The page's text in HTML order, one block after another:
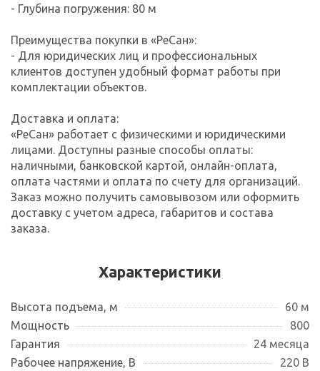
- Глубина погружения: 80 м
Преимущества покупки в «РеСан»:
- Для юридических лиц и профессиональных
клиентов доступен удобный формат работы при
комплектации объектов.
Доставка и оплата:
«РеСан» работает с физическими и юридическими
лицами. Доступны разные способы оплаты:
наличными, банковской картой, онлайн-оплата,
оплата частями и оплата по счету для организаций.
Заказ можно получить самовывозом или оформить
доставку с учетом адреса, габаритов и состава
заказа.
Характеристики
Высота подъема, м
60 м
Мощность
800
Гарантия
24 месяца
Рабочее напряжение, В
220 В